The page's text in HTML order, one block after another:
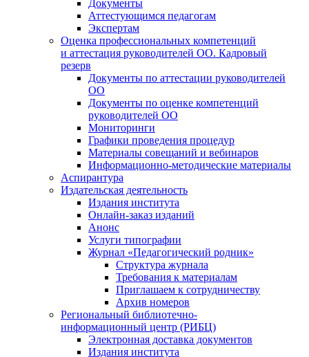
Документы
Аттестующимся педагогам
Экспертам
Оценка профессиональных компетенций
и аттестация руководителей ОО. Кадровый
резерв
Документы по аттестации руководителей
ОО
Документы по оценке компетенций
руководителей ОО
Мониторинги
Графики проведения процедур
Материалы совещаний и вебинаров
Информационно-методические материалы
Аспирантура
Издательская деятельность
Издания института
Онлайн-заказ изданий
Анонс
Услуги типографии
Журнал «Педагогический родник»
Структура журнала
Требования к материалам
Приглашаем к сотрудничеству
Архив номеров
Региональный библиотечно-
информационный центр (РИБЦ)
Электронная доставка документов
Издания института